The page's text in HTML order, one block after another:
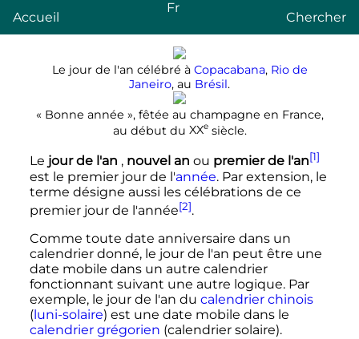
Accueil
Fr
Chercher
Le jour de l'an célébré à Copacabana, Rio de
Janeiro, au Brésil.
« Bonne année », fêtée au champagne en France,
au début du XXe siècle.
Le jour de l'an , nouvel an ou premier de l'an[1]
est le premier jour de l'année. Par extension, le
terme désigne aussi les célébrations de ce
premier jour de l'année[2].
Comme toute date anniversaire dans un
calendrier donné, le jour de l'an peut être une
date mobile dans un autre calendrier
fonctionnant suivant une autre logique. Par
exemple, le jour de l'an du calendrier chinois
(luni-solaire) est une date mobile dans le
calendrier grégorien (calendrier solaire).